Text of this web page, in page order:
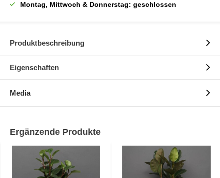
Montag, Mittwoch & Donnerstag: geschlossen
Produktbeschreibung
Eigenschaften
Media
Ergänzende Produkte